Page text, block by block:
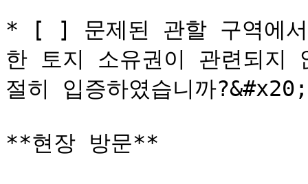
* [ ] 문제된 관할 구역에서
한 토지 소유권이 관련되지
절히 입증하였습니까?&#x20;
**현장 방문**